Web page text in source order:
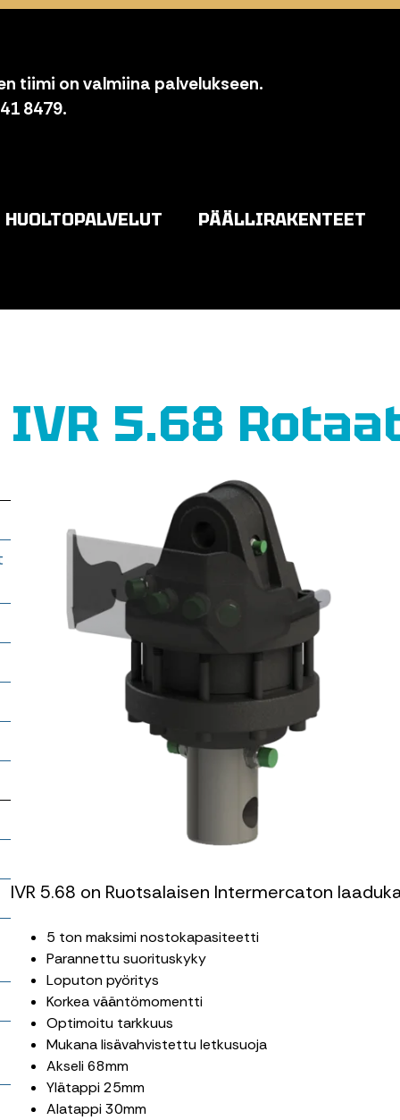
tiimi on valmiina palvelukseen.
8479.
HUOLTOPALVELUT PÄÄLLIRAKENTEET
IVR 5.68
IVR 5.68 on Ruotsalaisen Intermercaton
5 ton maksimi nostokapasiteetti
Parannettu suorituskyky
Loputon pyöritys
Korkea vääntömomentti
Optimoitu tarkkuus
Mukana lisävahvistettu letkusuoja
Akseli 68mm
Ylätappi 25mm
Alatappi 30mm